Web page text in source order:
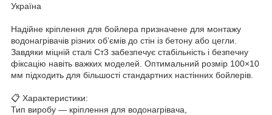
Україна
Надійне кріплення для бойлера призначене для монтажу
водонагрівачів різних об’ємів до стін із бетону або цегли.
Завдяки міцній сталі Ст3 забезпечує стабільність і безпечну
фіксацію навіть важких моделей. Оптимальний розмір 100×10
мм підходить для більшості стандартних настінних бойлерів.
📋 Характеристики:
Тип виробу — кріплення для водонагрівача,